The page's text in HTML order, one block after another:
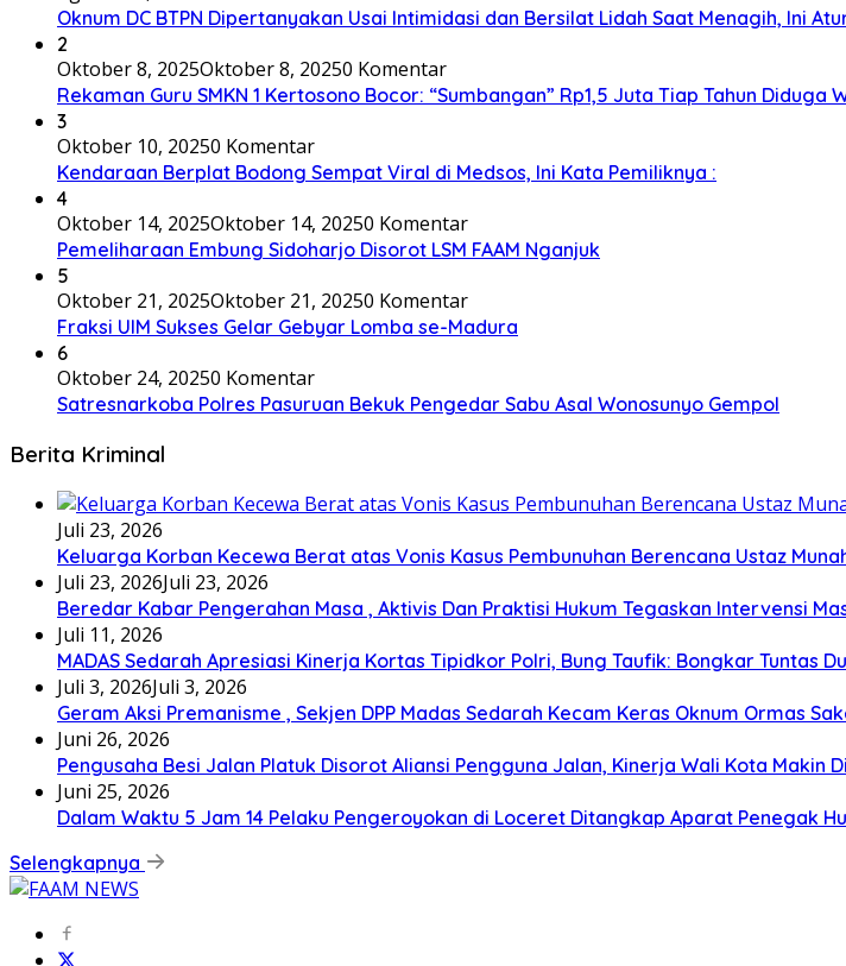
Oknum DC BTPN Dipertanyakan Usai Intimidasi dan Bersilat Lidah Saat Menagih, Ini
2
Oktober 8, 2025Oktober 8, 20250 Komentar
Rekaman Guru SMKN 1 Kertosono Bocor: “Sumbangan” Rp1,5 Juta Tiap Tahun
3
Oktober 10, 20250 Komentar
Kendaraan Berplat Bodong Sempat Viral di Medsos, Ini Kata Pemiliknya :
4
Oktober 14, 2025Oktober 14, 20250 Komentar
Pemeliharaan Embung Sidoharjo Disorot LSM FAAM Nganjuk
5
Oktober 21, 2025Oktober 21, 20250 Komentar
Fraksi UIM Sukses Gelar Gebyar Lomba se-Madura
6
Oktober 24, 20250 Komentar
Satresnarkoba Polres Pasuruan Bekuk Pengedar Sabu Asal Wonosunyo Gempol
Berita Kriminal
Juli 23, 2026
Keluarga Korban Kecewa Berat atas Vonis Kasus Pembunuhan Berencana Ustaz
Juli 23, 2026Juli 23, 2026
Beredar Kabar Pengerahan Masa , Aktivis Dan Praktisi Hukum Tegaskan Intervensi
Juli 11, 2026
MADAS Sedarah Apresiasi Kinerja Kortas Tipidkor Polri, Bung Taufik: Bongkar Tuntas
Juli 3, 2026Juli 3, 2026
Geram Aksi Premanisme , Sekjen DPP Madas Sedarah Kecam Keras Oknum Ormas
Juni 26, 2026
Pengusaha Besi Jalan Platuk Disorot Aliansi Pengguna Jalan, Kinerja Wali Kota Makin
Juni 25, 2026
Dalam Waktu 5 Jam 14 Pelaku Pengeroyokan di Loceret Ditangkap Aparat Penegak
Selengkapnya